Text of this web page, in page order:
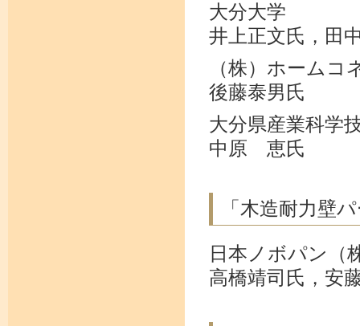
大分大学
井上正文氏，田
（株）ホームコ
後藤泰男氏
大分県産業科学
中原 恵氏
「木造耐力壁
日本ノボパン（
高橋靖司氏，安